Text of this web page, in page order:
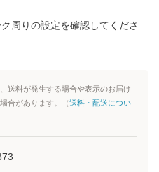
周りの設定を確認してくださ
送料が発生する場合や表示のお届け
合があります。（送料・配送につい